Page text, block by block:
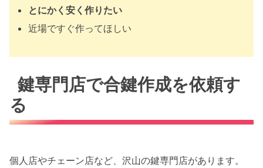
とにかく安く作りたい
近場ですぐ作ってほしい
鍵専門店で合鍵作成を依頼す
る
個人店やチェーン店など、沢山の鍵専門店があります。